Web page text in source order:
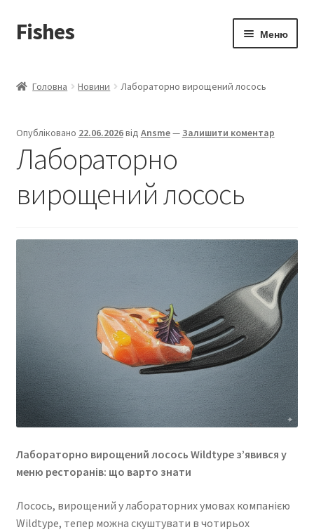
Перейти
до
Перейти
до
Fishes Меню
меню
Аналітика цін
Торгівельні марки
меню
Головна Новини Лабораторно вирощений лосось
Опубліковано 22.06.2026від Ansme—Залишити коментар
Лабораторно
вирощений лосось
Лабораторно вирощений лосось Wildtype з’явився у
меню ресторанів: що варто знати
Лосось, вирощений у лабораторних умовах компанією
Wildtype, тепер можна скуштувати в чотирьох